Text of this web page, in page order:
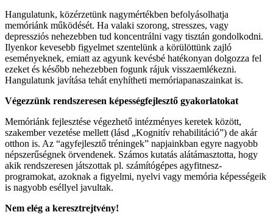
Hangulatunk, közérzetünk nagymértékben befolyásolhatja
memóriánk működését. Ha valaki szorong, stresszes, vagy
depressziós nehezebben tud koncentrálni vagy tisztán gondolkodni.
Ilyenkor kevesebb figyelmet szentelünk a körülöttünk zajló
eseményeknek, emiatt az agyunk kevésbé hatékonyan dolgozza fel
ezeket és később nehezebben fogunk rájuk visszaemlékezni.
Hangulatunk javítása tehát enyhítheti memóriapanaszainkat is.
Végezzünk rendszeresen képességfejlesztő gyakorlatokat
Memóriánk fejlesztése végezhető intézményes keretek között,
szakember vezetése mellett (lásd „Kognitív rehabilitáció”) de akár
otthon is. Az “agyfejlesztő tréningek” napjainkban egyre nagyobb
népszerűségnek örvendenek. Számos kutatás alátámasztotta, hogy
akik rendszeresen játszottak pl. számítógépes agyfitnesz-
programokat, azoknak a figyelmi, nyelvi vagy memória képességeik
is nagyobb eséllyel javultak.
Nem elég a keresztrejtvény!